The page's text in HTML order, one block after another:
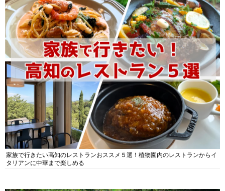
家族で行きたい高知のレストランおススメ５選！植物園内のレストランからイ
タリアンに中華まで楽しめる